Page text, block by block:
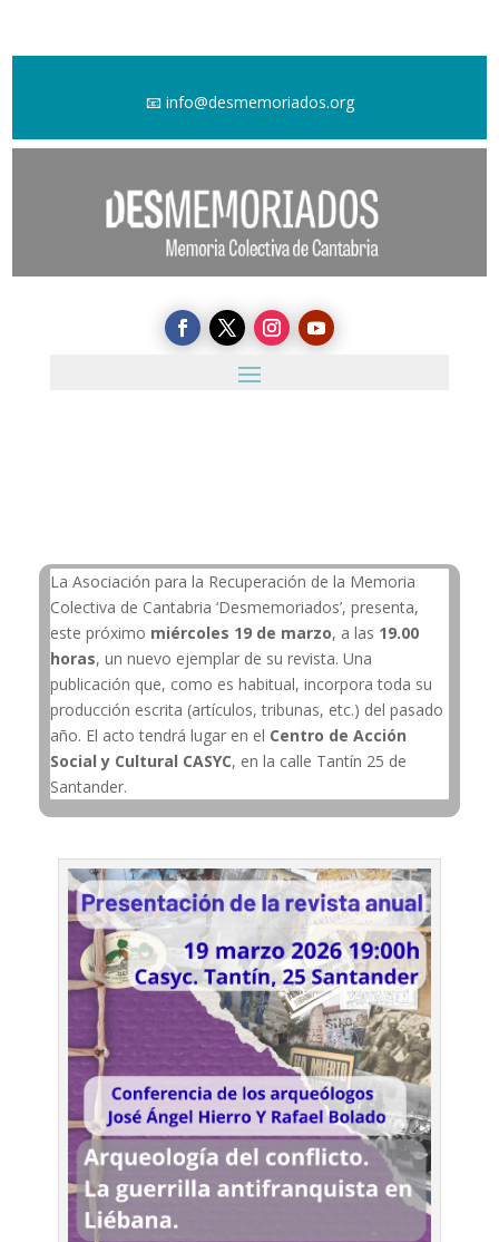
📧 info@desmemoriados.org
La Asociación para la Recuperación de la Memoria
Colectiva de Cantabria ‘Desmemoriados’, presenta,
este próximo miércoles 19 de marzo, a las 19.00
horas, un nuevo ejemplar de su revista. Una
publicación que, como es habitual, incorpora toda su
producción escrita (artículos, tribunas, etc.) del pasado
año. El acto tendrá lugar en el Centro de Acción
Social y Cultural CASYC, en la calle Tantín 25 de
Santander.